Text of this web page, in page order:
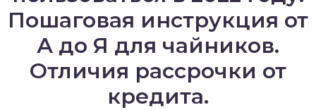
Пошаговая инструкция от
А до Я для чайников.
Отличия рассрочки от
кредита.